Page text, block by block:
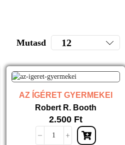
Mutasd
AZ ÍGÉRET GYERMEKEI
Robert R. Booth
2.500 Ft